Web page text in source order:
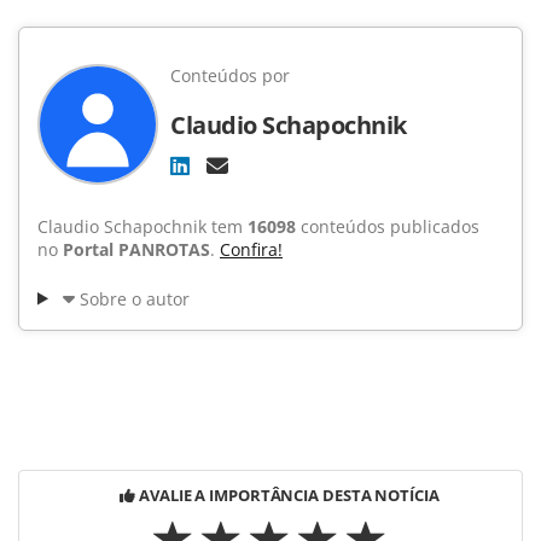
Conteúdos por
Claudio Schapochnik
Claudio Schapochnik tem 16098 conteúdos publicados
no Portal PANROTAS. Confira!
Sobre o autor
AVALIE A IMPORTÂNCIA DESTA NOTÍCIA